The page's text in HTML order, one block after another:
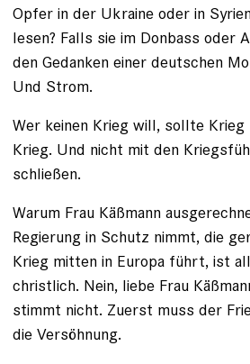
Opfer in der Ukraine oder in
lesen? Falls sie im Donbass oder
den Gedanken einer deutschen
Und Strom.
Wer keinen Krieg will, sollte Krieg
Krieg. Und nicht mit den
schließen.
Warum Frau Käßmann
Regierung in Schutz nimmt, die
Krieg mitten in Europa führt, ist
christlich. Nein, liebe Frau
stimmt nicht. Zuerst muss der
die Versöhnung.